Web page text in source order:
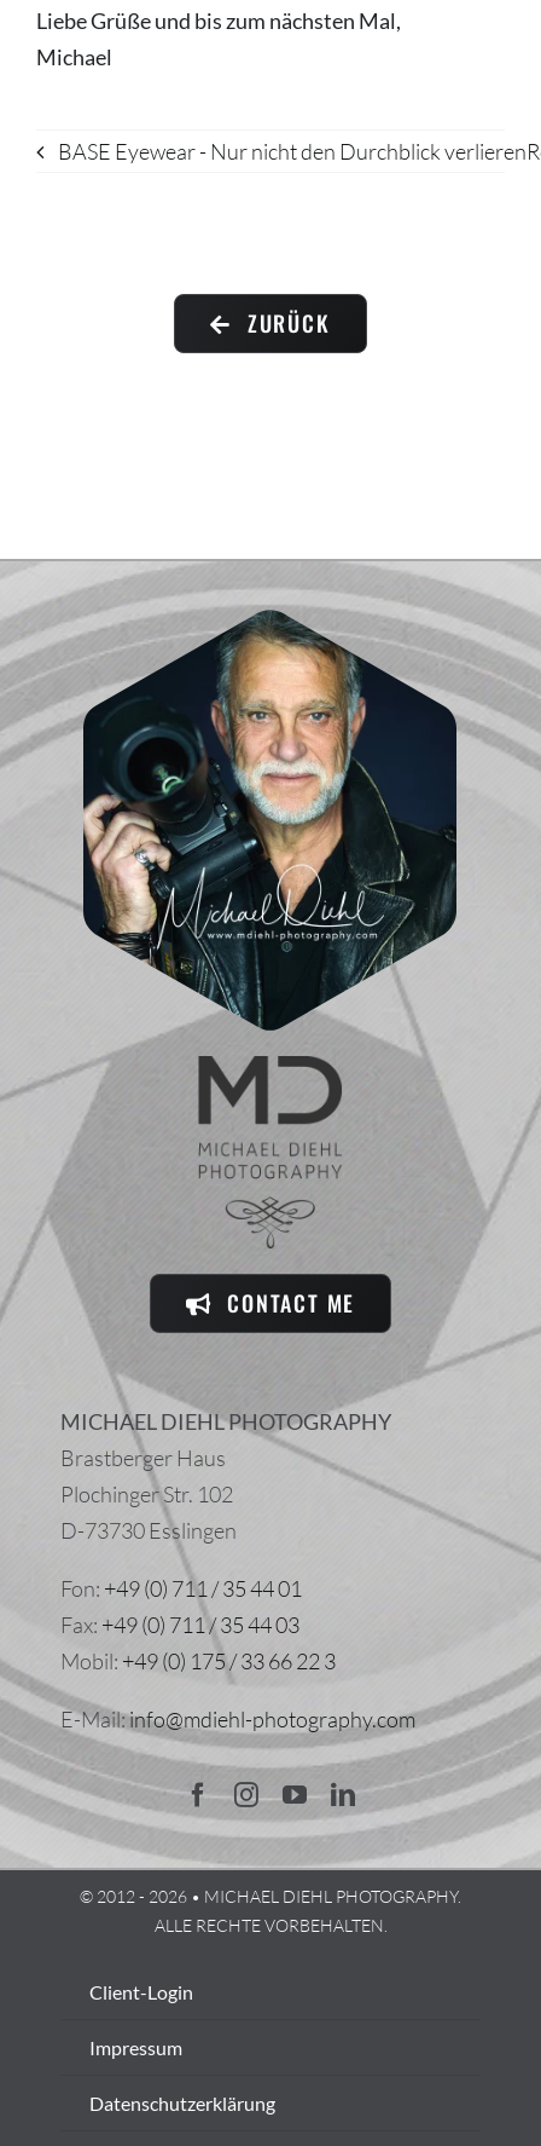
Liebe Grüße und bis zum nächsten Mal,
Michael
BASE Eyewear - Nur nicht den Durchblick verlieren
ZURÜCK
CONTACT ME
MICHAEL DIEHL PHOTOGRAPHY
Brastberger Haus
Plochinger Str. 102
D-73730 Esslingen
Fon: +49 (0) 711 / 35 44 01
Fax: +49 (0) 711 / 35 44 03
Mobil: +49 (0) 175 / 33 66 22 3
E-Mail:info@mdiehl-photography.com
© 2012 - 2026 • MICHAEL DIEHL PHOTOGRAPHY.
ALLE RECHTE VORBEHALTEN.
Client-Login
Impressum
Datenschutzerklärung